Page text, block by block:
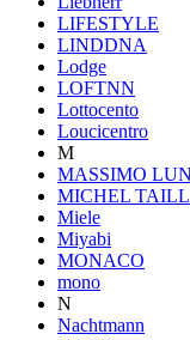
LIFESTYLE
LINDDNA
Lodge
LOFTNN
Lottocento
Loucicentro
M
MASSIMO
MICHEL
Miele
Miyabi
MONACO
mono
N
Nachtmann